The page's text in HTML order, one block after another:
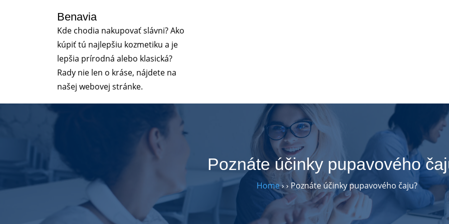
Benavia
Kde chodia nakupovať slávni? Ako
kúpiť tú najlepšiu kozmetiku a je
lepšia prírodná alebo klasická?
Rady nie len o kráse, nájdete na
našej webovej stránke.
Poznáte účinky pupavového
Home›› Poznáte účinky pupavového čaju?